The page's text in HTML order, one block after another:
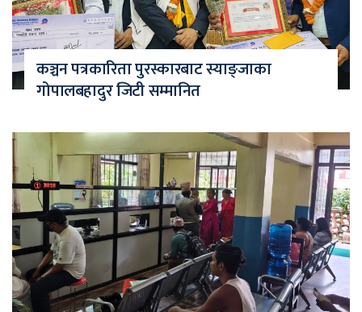
कञ्चन पत्रकारिता पुरस्कारबाट स्याङ्जाका
गोपालबहादुर जिटी सम्मानित